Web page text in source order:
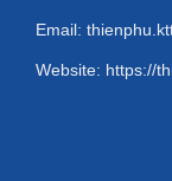
Email:
Website: https://